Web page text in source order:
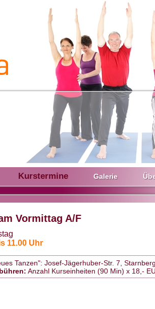
Kurstermine Galerie
Vormittag A/F
11.00 Uhr
Tanzen": Josef-Jägerhuber-Str. 7,
Anzahl Kurseinheiten (90 Min) x 18,-